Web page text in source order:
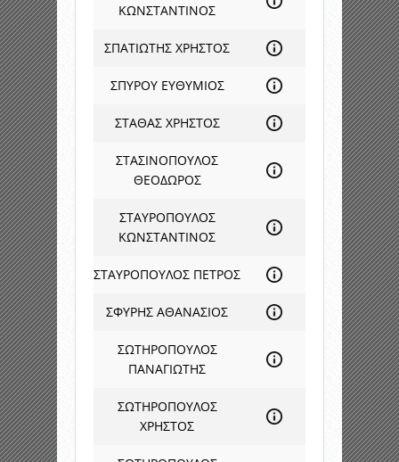
ΚΩΝΣΤΑΝΤΙΝΟΣ
ΣΠΑΤΙΩΤΗΣ ΧΡΗΣΤΟΣ
ΣΠΥΡΟΥ ΕΥΘΥΜΙΟΣ
ΣΤΑΘΑΣ ΧΡΗΣΤΟΣ
ΣΤΑΣΙΝΟΠΟΥΛΟΣ
ΘΕΟΔΩΡΟΣ
ΣΤΑΥΡΟΠΟΥΛΟΣ
ΚΩΝΣΤΑΝΤΙΝΟΣ
ΣΤΑΥΡΟΠΟΥΛΟΣ ΠΕΤΡΟΣ
ΣΦΥΡΗΣ ΑΘΑΝΑΣΙΟΣ
ΣΩΤΗΡΟΠΟΥΛΟΣ
ΠΑΝΑΓΙΩΤΗΣ
ΣΩΤΗΡΟΠΟΥΛΟΣ
ΧΡΗΣΤΟΣ